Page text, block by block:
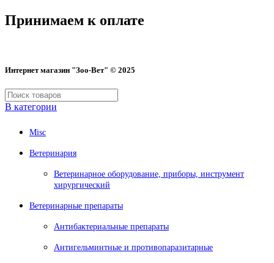
Принимаем к оплате
Интернет магазин "Зоо-Вет" © 2025
В категории
Misc
Ветеринария
Ветеринарное оборудование, приборы, инструмент
хирургический
Ветеринарные препараты
Антибактериальные препараты
Антигельминтные и противопаразитарные